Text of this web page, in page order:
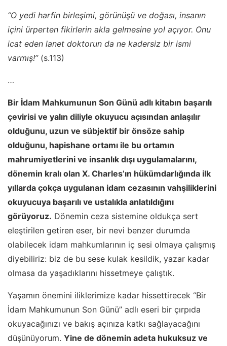
“O yedi harfin birleşimi, görünüşü ve doğası, insanın
içini ürperten fikirlerin akla gelmesine yol açıyor. Onu
icat eden lanet doktorun da ne kadersiz bir ismi
varmış!’’(s.113)
…
Bir İdam Mahkumunun Son Günü adlı kitabın başarılı
çevirisi ve yalın diliyle okuyucu açısından anlaşılır
olduğunu, uzun ve sübjektif bir önsöze sahip
olduğunu, hapishane ortamı ile bu ortamın
mahrumiyetlerini ve insanlık dışı uygulamalarını,
dönemin kralı olan X. Charles’ın hükümdarlığında ilk
yıllarda çokça uygulanan idam cezasının vahşiliklerini
okuyucuya başarılı ve ustalıkla anlatıldığını
görüyoruz. Dönemin ceza sistemine oldukça sert
eleştirilen getiren eser, bir nevi benzer durumda
olabilecek idam mahkumlarının iç sesi olmaya çalışmış
diyebiliriz: biz de bu sese kulak kesildik, yazar kadar
olmasa da yaşadıklarını hissetmeye çalıştık.
Yaşamın önemini iliklerimize kadar hissettirecek “Bir
İdam Mahkumunun Son Günü” adlı eseri bir çırpıda
okuyacağınızı ve bakış açınıza katkı sağlayacağını
düşünüyorum. Yine de dönemin adeta hukuksuz ve